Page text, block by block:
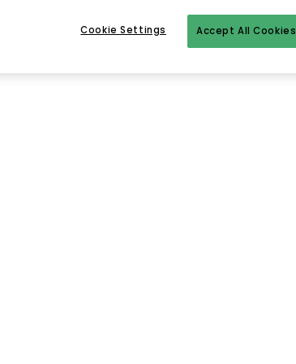
Til startsidenAccept All Cookies
Cookie Settings